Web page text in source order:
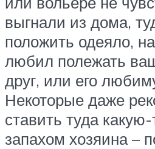
выгнали из дома,
положить одеяло,
любил полежать
друг, или его
Некоторые даже
ставить туда
запахом хозяина –